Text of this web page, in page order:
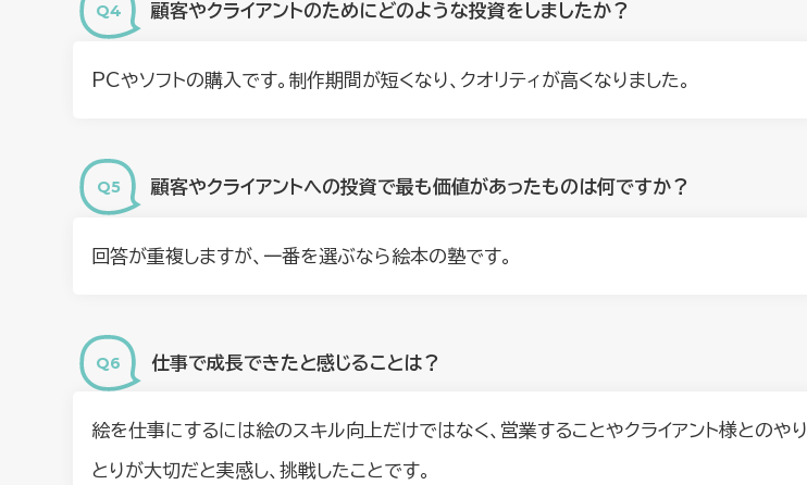
顧客やクライアントのためにどのような投資をしましたか？
PCやソフトの購入です。制作期間が短くなり、クオリティが高くなりました。
顧客やクライアントへの投資で最も価値があったものは何ですか？
回答が重複しますが、一番を選ぶなら絵本の塾です。
仕事で成長できたと感じることは？
絵を仕事にするには絵のスキル向上だけではなく、営業することやクライアント様とのやり
とりが大切だと実感し、挑戦したことです。